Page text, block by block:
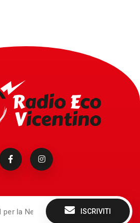
ISCRIVITI